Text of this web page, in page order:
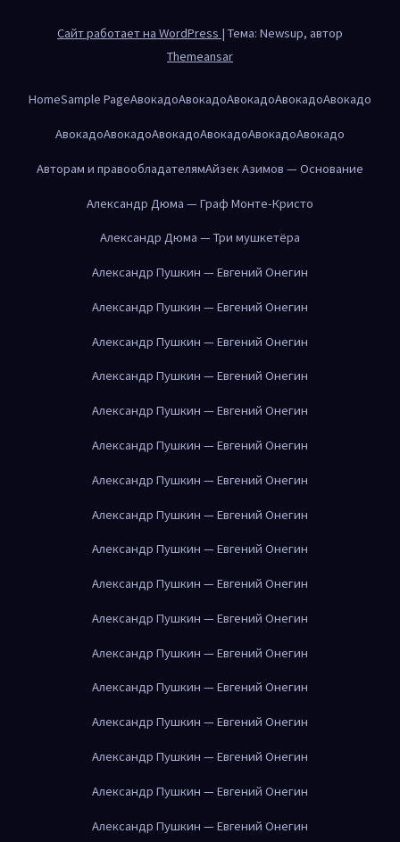
Сайт работает на WordPress | Тема: Newsup, автор
Themeansar
HomeSample PageАвокадоАвокадоАвокадоАвокадоАвокадо
АвокадоАвокадоАвокадоАвокадоАвокадоАвокадо
Авторам и правообладателямАйзек Азимов — Основание
Александр Дюма — Граф Монте-Кристо
Александр Дюма — Три мушкетёра
Александр Пушкин — Евгений Онегин
Александр Пушкин — Евгений Онегин
Александр Пушкин — Евгений Онегин
Александр Пушкин — Евгений Онегин
Александр Пушкин — Евгений Онегин
Александр Пушкин — Евгений Онегин
Александр Пушкин — Евгений Онегин
Александр Пушкин — Евгений Онегин
Александр Пушкин — Евгений Онегин
Александр Пушкин — Евгений Онегин
Александр Пушкин — Евгений Онегин
Александр Пушкин — Евгений Онегин
Александр Пушкин — Евгений Онегин
Александр Пушкин — Евгений Онегин
Александр Пушкин — Евгений Онегин
Александр Пушкин — Евгений Онегин
Александр Пушкин — Евгений Онегин